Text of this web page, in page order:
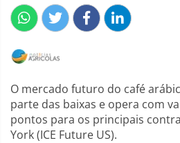
O mercado futuro do café
parte das baixas e opera com
pontos para os principais
York (ICE Future US).